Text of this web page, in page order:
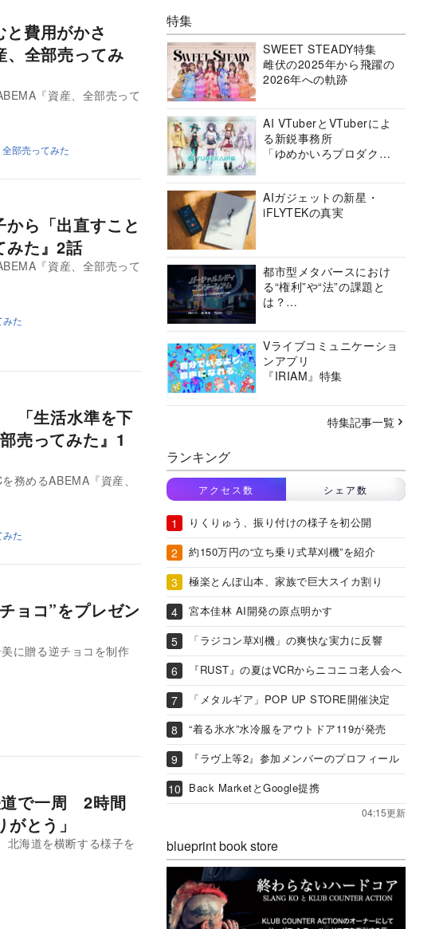
費用がかさ
全部売ってみ
『資産、全部売って
全部売ってみた
ら「出直すこと
みた』2話
『資産、全部売って
みた
「生活水準を下
売ってみた』1
務めるABEMA『資産、
みた
ョコ”をプレゼン
に贈る逆チョコを制作
道で一周 2時間
とう」
北海道を横断する様子を
特集
SWEET STEADY特集
雌伏の2025年から飛躍の
2026年への軌跡
AI VTuberとVTuberによ
る新鋭事務所
「ゆめかいろプロダクシ
AIガジェットの新星・
iFLYTEKの真実
都市型メタバースにおけ
る“権利”や“法”の課題と
は？
ーシアムの挑戦に迫る
Vライブコミュニケーショ
ンアプリ
『IRIAM』特集
特集記事一覧
ランキング
アクセス数 シェア数
りくりゅう、振り付けの様子を初公開
約150万円の“立ち乗り式草刈機”を紹介
極楽とんぼ山本、家族で巨大スイカ割り
宮本佳林 AI開発の原点明かす
「ラジコン草刈機」の爽快な実力に反響
『RUST』の夏はVCRからニコニコ老人会へ
「メタルギア」POP UP STORE開催決定
“着る氷水”水冷服をアウトドア119が発売
『ラヴ上等2』参加メンバーのプロフィール
Back MarketとGoogle提携
04:15更新
blueprint book store